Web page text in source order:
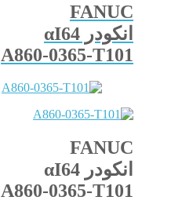
FANUC
انکودر αI64
A860-0365-T101
FANUC
انکودر αI64
A860-0365-T101